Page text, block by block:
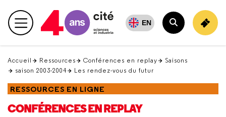
en
haut Menu principal EN
Rechercher
Accueil Ressources Conférences en replay
Saisons
saison 2003-2004
Les rendez-vous du futur
RESSOURCES EN LIGNE
CONFÉRENCES EN REPLAY